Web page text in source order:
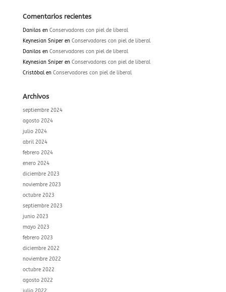
Comentarios recientes
Danilosen Conservadores con piel de liberal
Keynesian Sniperen Conservadores con piel de liberal
Danilosen Conservadores con piel de liberal
Keynesian Sniperen Conservadores con piel de liberal
Cristóbalen Conservadores con piel de liberal
Archivos
septiembre 2024
agosto 2024
julio 2024
abril 2024
febrero 2024
enero 2024
diciembre 2023
noviembre 2023
octubre 2023
septiembre 2023
junio 2023
mayo 2023
febrero 2023
diciembre 2022
noviembre 2022
octubre 2022
agosto 2022